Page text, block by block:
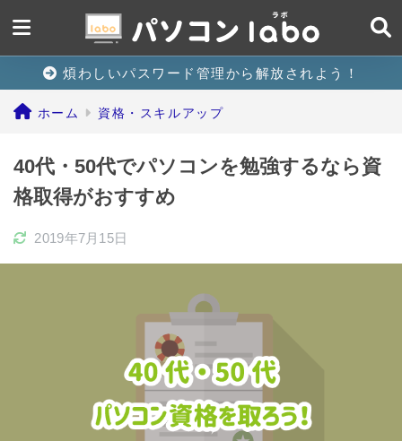
煩わしいパスワード管理から解放されよう！
ホーム 資格・スキルアップ
40代・50代でパソコンを勉強するなら資
格取得がおすすめ
2019年7月15日